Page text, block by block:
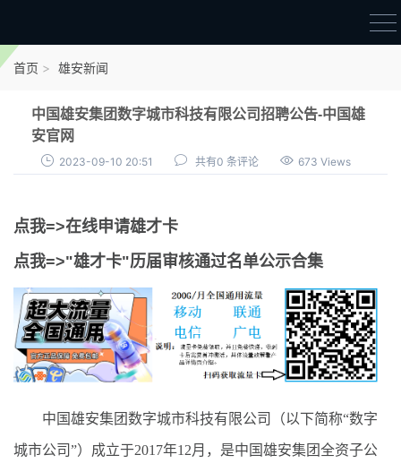
审核通过公示
首页 雄安新闻
中国雄安集团数字城市科技有限公司招聘公告-中国雄
安官网
2023-09-10 20:51 共有0 条评论 673 Views
点我=>在线申请雄才卡
点我=>"雄才卡"历届审核通过名单公示合集
中国雄安集团数字城市科技有限公司（以下简称“数字
城市公司”）成立于2017年12月，是中国雄安集团全资子公